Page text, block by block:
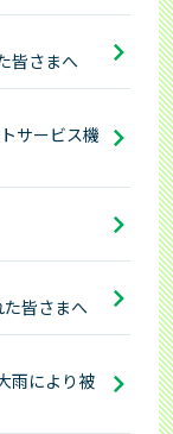
皆さまへ
サービス機
皆さまへ
雨により被